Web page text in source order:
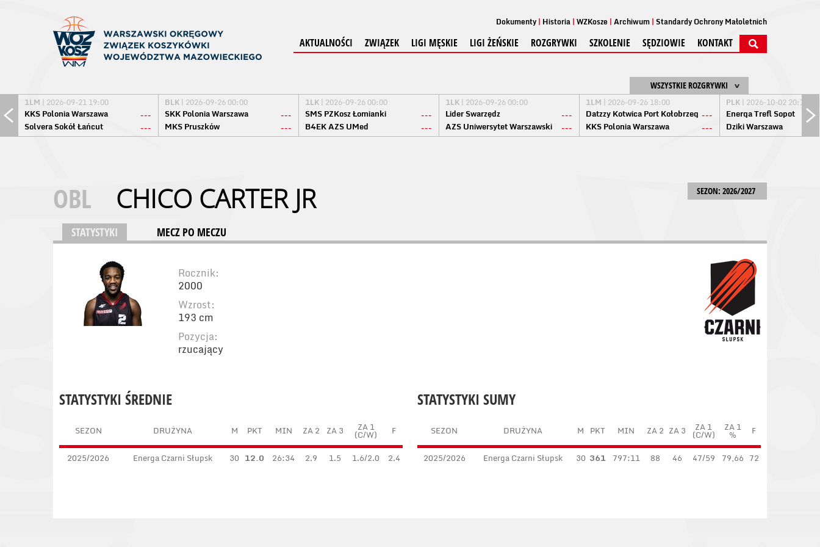
Dokumenty Historia WZKosze Archiwum Standardy Ochrony Małoletnich
AKTUALNOŚCI ZWIĄZEK LIGI MĘSKIE LIGI ŻEŃSKIE ROZGRYWKI SZKOLENIE SĘDZIOWIE KONTAKT
WSZYSTKIE ROZGRYWKI
1LM | 2026-09-21 19:00
KKS Polonia Warszawa
---
Solvera Sokół Łańcut
---
BLK | 2026-09-26 00:00
SKK Polonia Warszawa
---
MKS Pruszków
---
1LK | 2026-09-26 00:00
SMS PZKosz Łomianki
---
B4EK AZS UMed
---
1LK | 2026-09-26 00:00
Lider Swarzędz
---
AZS Uniwersytet Warszawski
---
1LM | 2026-09-26 18:00
Datzzy Kotwica Port Kołobrzeg ---
KKS Polonia Warszawa
---
PLK | 2026-10-02 20:15
Energa Trefl Sopot
Dziki Warszawa
SEZON: 2026/2027
OBL CHICO CARTER JR
STATYSTYKI MECZ PO MECZU
Rocznik:
2000
Wzrost:
193 cm
Pozycja:
rzucający
STATYSTYKI SUMY
SEZON DRUŻYNA M PKT MIN ZA 2 ZA 3 ZA 1
(C/W)
ZA 1
% F
2025/2026 Energa Czarni Słupsk 30 361 797:11 88 46 47/59 79,66 72
STATYSTYKI ŚREDNIE
SEZON DRUŻYNA M PKT MIN ZA 2 ZA 3 ZA 1
(C/W) F
2025/2026 Energa Czarni Słupsk 30 12.0 26:34 2.9 1.5 1.6/2.0 2.4